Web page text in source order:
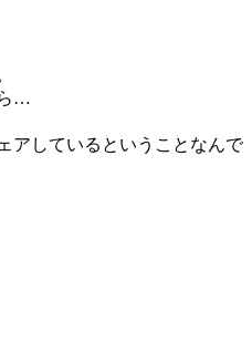
…
アしているということなんで